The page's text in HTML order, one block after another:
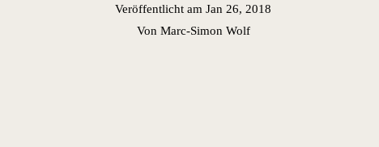
Veröffentlicht am Jan 26, 2018
Von Marc-Simon Wolf